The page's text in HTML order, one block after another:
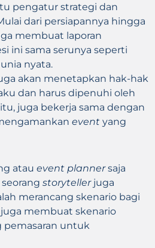
pengatur strategi dan
dari persiapannya hingga
membuat laporan
ini sama serunya seperti
nyata.
akan menetapkan hak-hak
dan harus dipenuhi oleh
juga bekerja sama dengan
event yang
atau event planner saja
storytellerjuga
merancang skenario bagi
membuat skenario
pemasaran untuk